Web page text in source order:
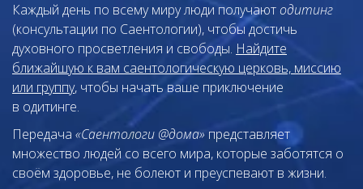
Каждый день по всему миру люди получаютодитинг
(консультации по Саентологии), чтобы достичь
духовного просветления и свободы. Найдите
ближайшую к вам саентологическую церковь, миссию
или группу, чтобы начать ваше приключение
в одитинге.
Передача «Саентологи @дома» представляет
множество людей со всего мира, которые заботятся о
своём здоровье, не болеют и преуспевают в жизни.